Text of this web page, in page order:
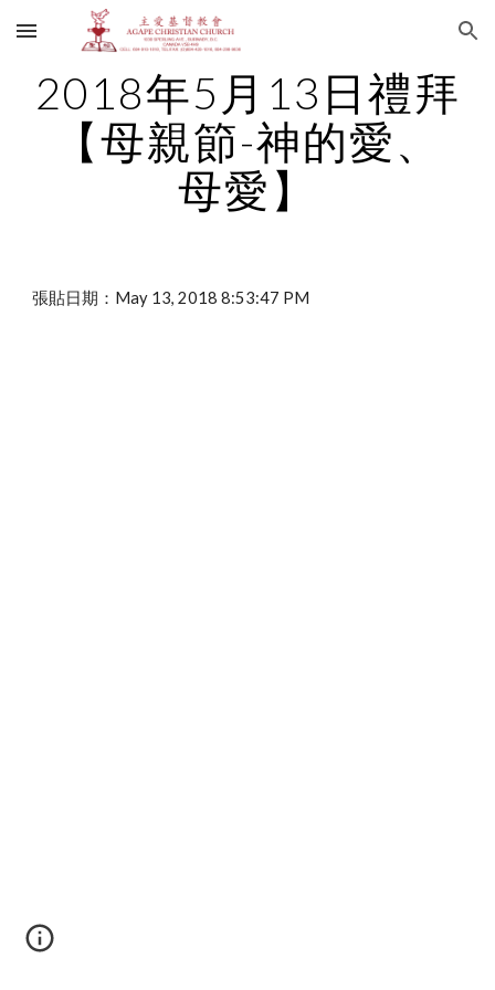
Skip to main content Skip to navigation
2018年5月13日禮拜
【母親節-神的愛、
母愛】
張貼日期：May 13, 2018 8:53:47 PM